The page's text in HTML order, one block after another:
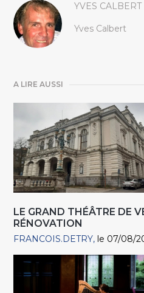
YVES CALBERT
Yves Calbert
A LIRE AUSSI
LE GRAND THÉÂTRE DE
RÉNOVATION
FRANCOIS.DETRY le 07/08/